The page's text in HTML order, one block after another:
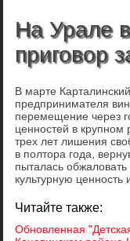
На Урале
приговор
В марте
предпринимателя
перемещение через
ценностей в крупном
трех лет лишения
в полтора года,
пыталась
культурную ценность
Читайте также:
Обновленная